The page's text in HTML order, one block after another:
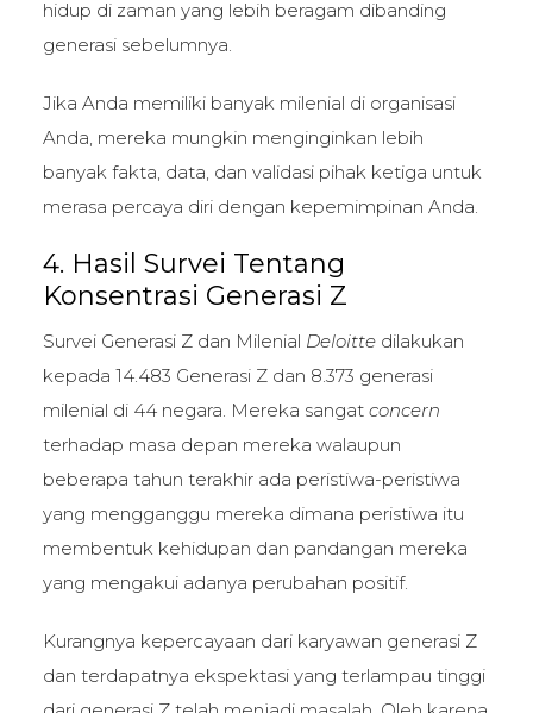
hidup di zaman yang lebih beragam dibanding
generasi sebelumnya.
Jika Anda memiliki banyak milenial di organisasi
Anda, mereka mungkin menginginkan lebih
banyak fakta, data, dan validasi pihak ketiga untuk
merasa percaya diri dengan kepemimpinan Anda.
4. Hasil Survei Tentang
Konsentrasi Generasi Z
Survei Generasi Z dan Milenial Deloitte dilakukan
kepada 14.483 Generasi Z dan 8.373 generasi
milenial di 44 negara. Mereka sangat concern
terhadap masa depan mereka walaupun
beberapa tahun terakhir ada peristiwa-peristiwa
yang mengganggu mereka dimana peristiwa itu
membentuk kehidupan dan pandangan mereka
yang mengakui adanya perubahan positif.
Kurangnya kepercayaan dari karyawan generasi Z
dan terdapatnya ekspektasi yang terlampau tinggi